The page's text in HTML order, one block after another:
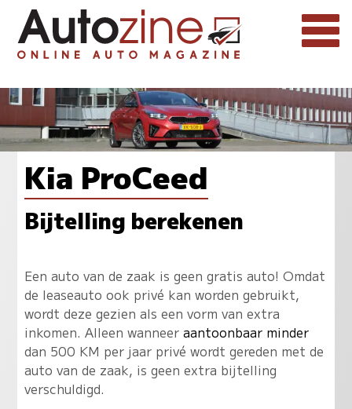
Kia ProCeed
Bijtelling berekenen
Een auto van de zaak is geen gratis auto! Omdat
de leaseauto ook privé kan worden gebruikt,
wordt deze gezien als een vorm van extra
inkomen. Alleen wanneer aantoonbaar minder
dan 500 KM per jaar privé wordt gereden met de
auto van de zaak, is geen extra bijtelling
verschuldigd.